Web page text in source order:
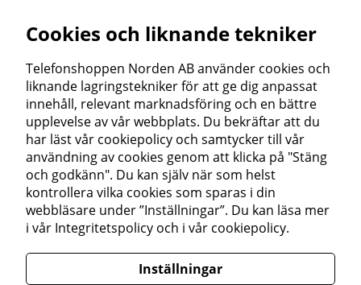
Cookies och liknande tekniker
Telefonshoppen Norden AB använder cookies och
liknande lagringstekniker för att ge dig anpassat
innehåll, relevant marknadsföring och en bättre
upplevelse av vår webbplats. Du bekräftar att du
har läst vår cookiepolicy och samtycker till vår
användning av cookies genom att klicka på "Stäng
och godkänn". Du kan själv när som helst
kontrollera vilka cookies som sparas i din
webbläsare under ”Inställningar”. Du kan läsa mer
i vår Integritetspolicy och i vår cookiepolicy.
Inställningar